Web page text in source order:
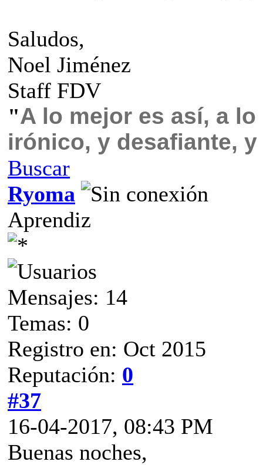
Saludos,
Noel Jiménez
Staff FDV
"A lo mejor es así, a
irónico, y desafiante,
Buscar
Ryoma
Aprendiz
Mensajes: 14
Temas: 0
Registro en: Oct 2015
Reputación: 0
#37
16-04-2017, 08:43 PM
Buenas noches,